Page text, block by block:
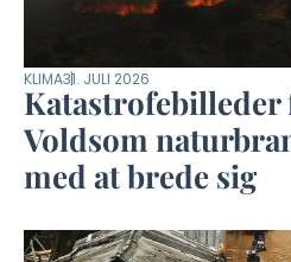
KLIMA31. JULI 2026
Katastrofebilleder
Voldsom
med at brede sig